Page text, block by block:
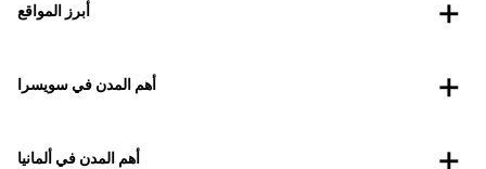
أبرز المواقع
أهم المدن في سويسرا
أهم المدن في ألمانيا